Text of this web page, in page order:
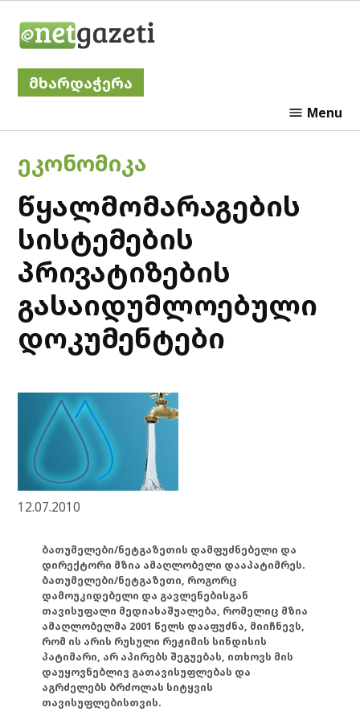
მხარდაჭერა
Menu
POSTED
IN
ᲔᲙᲝᲜᲝᲛᲘᲙᲐ
წყალმომარაგების
სისტემების
პრივატიზების
გასაიდუმლოებული
დოკუმენტები
12.07.2010
ბათუმელები/ნეტგაზეთის დამფუძნებელი და
დირექტორი მზია ამაღლობელი დააპატიმრეს.
ბათუმელები/ნეტგაზეთი, როგორც
დამოუკიდებელი და გავლენებისგან
თავისუფალი მედიასაშუალება, რომელიც მზია
ამაღლობელმა 2001 წელს დააფუძნა, მიიჩნევს,
რომ ის არის რუსული რეჟიმის სინდისის
პატიმარი, არ აპირებს შეგუებას, ითხოვს მის
დაუყოვნებლივ გათავისუფლებას და
აგრძელებს ბრძოლას სიტყვის
თავისუფლებისთვის.